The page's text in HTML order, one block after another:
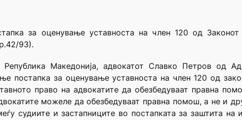
за оценување уставноста на член 120 од Законот
93).
Македонија, адвокатот Славко Петров од
постапка за оценување уставноста на член 120 од
право на адвокатите да обезбедуваат правна
можеле да обезбедуваат правна помош, а не и
судиите и застапниците во постапката за заштита